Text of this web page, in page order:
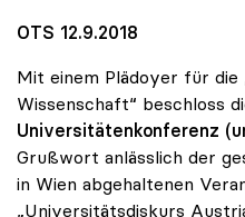
OTS 12.9.2018
Mit einem Plädoyer für die
Wissenschaft“ beschloss
Universitätenkonferenz
Grußwort anlässlich der
in Wien abgehaltenen
„Universitätsdiskurs